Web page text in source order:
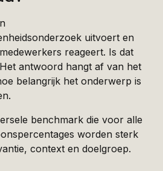
uitvoert en
reageert. Is dat
antwoord hangt af van het
belangrijk het onderwerp is
benchmark die voor alle
worden sterk
context en doelgroep.